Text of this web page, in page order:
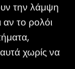
την λάμψη
αν το ρολόι
χωρίς να